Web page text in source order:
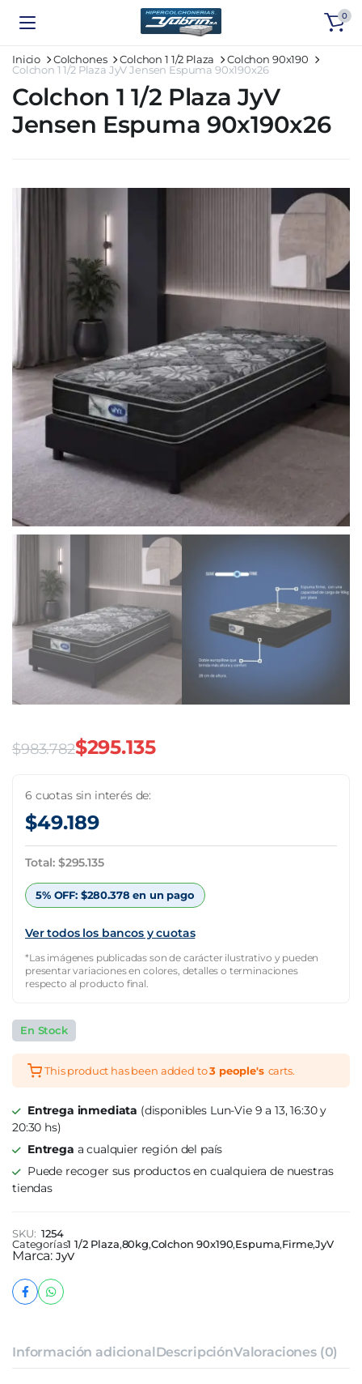
0
Inicio Colchones Colchon 1 1/2 Plaza
Colchon 90x190
Colchon 1 1/2 Plaza JyV Jensen Espuma 90x190x26
Colchon 1 1/2 Plaza JyV
Jensen Espuma 90x190x26
$983.782
precio
original
era:
$983.782.
$295.135
precio
actual
es:
$295.135.
6 cuotas sin interés de:
$49.189
Total: $295.135
5% OFF: $280.378 en un pago
Ver todos los bancos y cuotas
*Las imágenes publicadas son de carácter ilustrativo y pueden
presentar variaciones en colores, detalles o terminaciones
respecto al producto final.
En Stock
This product has been added to3 people's carts.
Entrega inmediata (disponibles Lun-Vie 9 a 13, 16:30 y
20:30 hs)
Entrega a cualquier región del país
Puede recoger sus productos en cualquiera de nuestras
tiendas
SKU: 1254
Categorías1 1/2 Plaza,80kg,Colchon 90x190,Espuma,Firme,JyV
Marca: JyV
Información adicionalDescripciónValoraciones (0)